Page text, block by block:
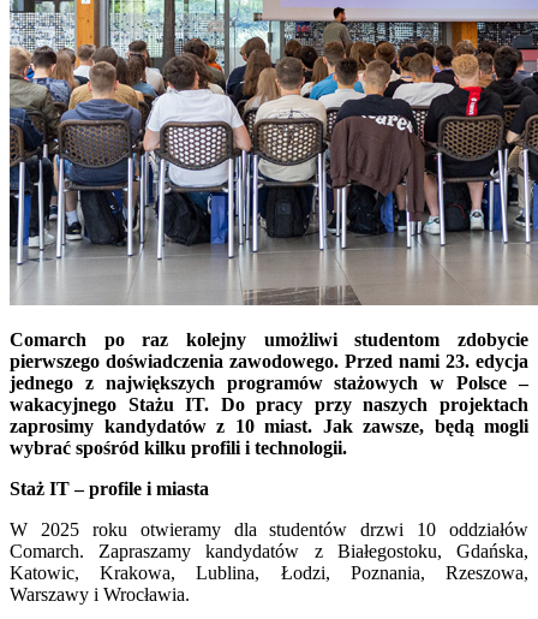
Comarch po raz kolejny umożliwi studentom zdobycie
pierwszego doświadczenia zawodowego. Przed nami 23. edycja
jednego z największych programów stażowych w Polsce –
wakacyjnego Stażu IT. Do pracy przy naszych projektach
zaprosimy kandydatów z 10 miast. Jak zawsze, będą mogli
wybrać spośród kilku profili i technologii.
Staż IT – profile i miasta
W 2025 roku otwieramy dla studentów drzwi 10 oddziałów
Comarch. Zapraszamy kandydatów z Białegostoku, Gdańska,
Katowic, Krakowa, Lublina, Łodzi, Poznania, Rzeszowa,
Warszawy i Wrocławia.